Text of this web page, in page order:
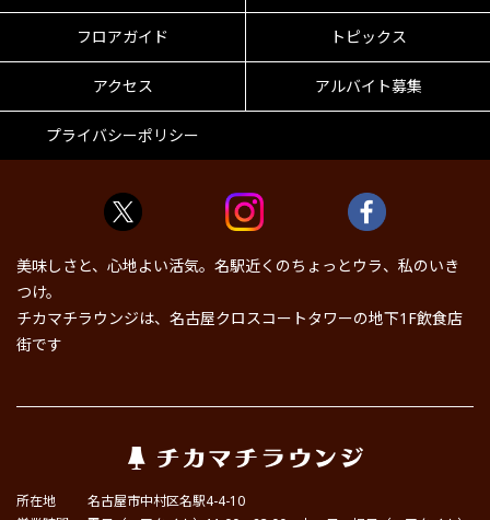
フロアガイド トピックス
アクセス アルバイト募集
プライバシーポリシー
美味しさと、心地よい活気。名駅近くのちょっとウラ、私のいき
つけ。
チカマチラウンジは、名古屋クロスコートタワーの地下1F飲食店
街です
所在地
名古屋市中村区名駅4-4-10